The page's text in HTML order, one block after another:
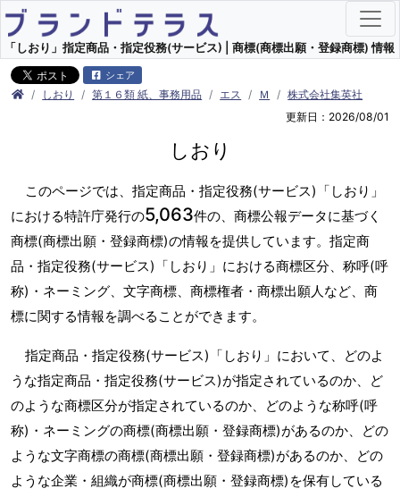
「しおり」指定商品・指定役務(サービス) | 商標(商標出願・登録商標) 情報
シェア
しおり 第１６類 紙、事務用品 エス Ｍ
株式会社集英社
更新日：2026/08/01
しおり
このページでは、指定商品・指定役務(サービス)「しおり」
における特許庁発行の5,063件の、商標公報データに基づく
商標(商標出願・登録商標)の情報を提供しています。指定商
品・指定役務(サービス)「しおり」における商標区分、称呼(呼
称)・ネーミング、文字商標、商標権者・商標出願人など、商
標に関する情報を調べることができます。
指定商品・指定役務(サービス)「しおり」において、どのよ
うな指定商品・指定役務(サービス)が指定されているのか、ど
のような商標区分が指定されているのか、どのような称呼(呼
称)・ネーミングの商標(商標出願・登録商標)があるのか、どの
ような文字商標の商標(商標出願・登録商標)があるのか、どの
ような企業・組織が商標(商標出願・登録商標)を保有している